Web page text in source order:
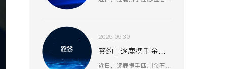
2025.05.30
签约 | 逐鹿携手金石亚药 数智赋能医药产业新增长
近日，逐鹿携手四川金石亚洲医药股份有限公司，以数智化手段赋能医药产业升级，聚焦创新驱动与价值深挖，助力金石亚药在医药健康、新材料及机械设备等业务板块，开启高效增长、精准运营的全新阶段 。